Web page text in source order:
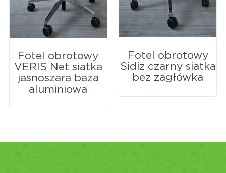
Fotel obrotowy
VERIS Net siatka
jasnoszara baza
aluminiowa
Fotel obrotowy
Sidiz czarny siatka
bez zagłówka